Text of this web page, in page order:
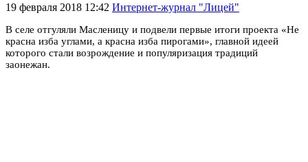
19 февраля 2018 12:42 Интернет-журнал "Лицей"
В селе отгуляли Масленицу и подвели первые итоги проекта «Не
красна изба углами, а красна изба пирогами», главной идеей
которого стали возрождение и популяризация традиций
заонежан.